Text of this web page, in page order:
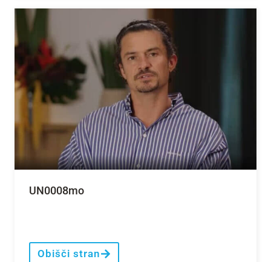
UN0008mo
Obišči stran